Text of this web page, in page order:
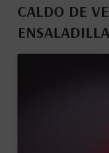
CALDO DE